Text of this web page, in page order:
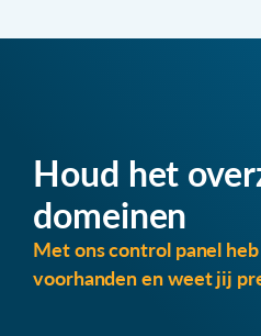
Houd het
domeinen
Met ons control panel
voorhanden en weet jij